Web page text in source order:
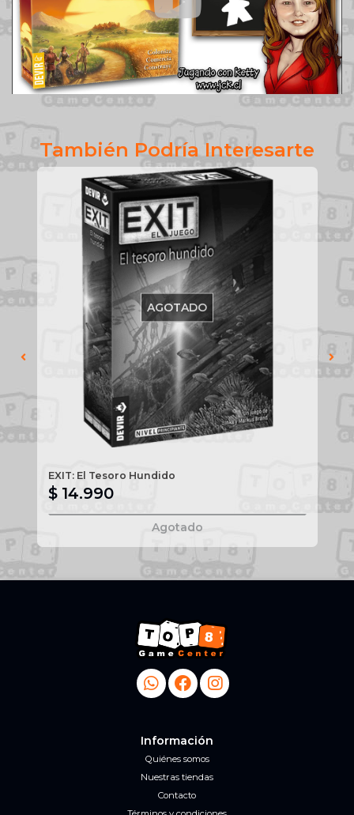
También Podría Interesarte
AGOTADO
EXIT: El Tesoro Hundido
$ 14.990
Agotado
Información
Quiénes somos
Nuestras tiendas
Contacto